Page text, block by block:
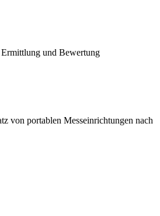
und Bewertung
von portablen Messeinrichtungen nach